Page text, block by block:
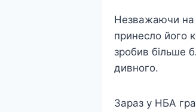
Незважаючи на
принесло його
зробив більше
дивного.
Зараз у НБА